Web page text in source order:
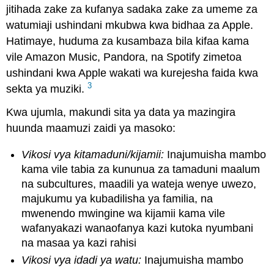
jitihada zake za kufanya sadaka zake za umeme za
watumiaji ushindani mkubwa kwa bidhaa za Apple.
Hatimaye, huduma za kusambaza bila kifaa kama
vile Amazon Music, Pandora, na Spotify zimetoa
ushindani kwa Apple wakati wa kurejesha faida kwa
sekta ya muziki.3
Kwa ujumla, makundi sita ya data ya mazingira
huunda maamuzi zaidi ya masoko:
Vikosi vya kitamaduni/kijamii: Inajumuisha mambo
kama vile tabia za kununua za tamaduni maalum
na subcultures, maadili ya wateja wenye uwezo,
majukumu ya kubadilisha ya familia, na
mwenendo mwingine wa kijamii kama vile
wafanyakazi wanaofanya kazi kutoka nyumbani
na masaa ya kazi rahisi
Vikosi vya idadi ya watu: Inajumuisha mambo